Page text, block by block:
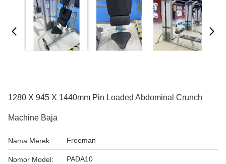
1280 X 945 X 1440mm Pin Loaded Abdominal Crunch
Machine Baja
Nama Merek: Freeman
Nomor Model: PADA10